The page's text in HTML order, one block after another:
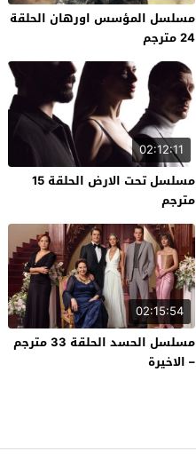
مسلسل المؤسس اورهان الحلقة
24 مترجم
02:12:11
مسلسل تحت الارض الحلقة 15
مترجم
02:15:54
مسلسل الحسد الحلقة 33 مترجم
– الاخيرة